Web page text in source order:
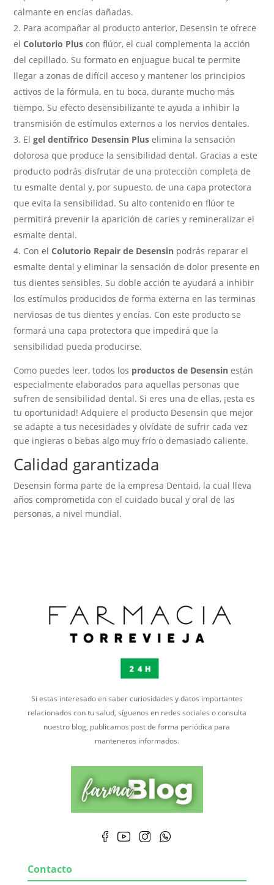
calmante en encías dañadas.
Para acompañar al producto anterior, Desensin te ofrece
elColutorio Plus con flúor, el cual complementa la acción
del cepillado. Su formato en enjuague bucal te permite
llegar a zonas de difícil acceso y mantener los principios
activos de la fórmula, en tu boca, durante mucho más
tiempo. Su efecto desensibilizante te ayuda a inhibir la
transmisión de estímulos externos a los nervios dentales.
Elgel dentífrico Desensin Plus elimina la sensación
dolorosa que produce la sensibilidad dental. Gracias a este
producto podrás disfrutar de una protección completa de
tu esmalte dental y, por supuesto, de una capa protectora
que evita la sensibilidad. Su alto contenido en flúor te
permitirá prevenir la aparición de caries y remineralizar el
esmalte dental.
Con elColutorio Repair de Desensin podrás reparar el
esmalte dental y eliminar la sensación de dolor presente en
tus dientes sensibles. Su doble acción te ayudará a inhibir
los estímulos producidos de forma externa en las terminas
nerviosas de tus dientes y encías. Con este producto se
formará una capa protectora que impedirá que la
sensibilidad pueda producirse.
Como puedes leer, todos los productos de Desensin están
especialmente elaborados para aquellas personas que
sufren de sensibilidad dental. Si eres una de ellas, ¡esta es
tu oportunidad! Adquiere el producto Desensin que mejor
se adapte a tus necesidades y olvídate de sufrir cada vez
que ingieras o bebas algo muy frío o demasiado caliente.
Calidad garantizada
Desensin forma parte de la empresa Dentaid, la cual lleva
años comprometida con el cuidado bucal y oral de las
personas, a nivel mundial.
Si estas interesado en saber curiosidades y datos importantes
relacionados con tu salud, síguenos en redes sociales o consulta
nuestro blog, publicamos post de forma periódica para
manteneros informados.
Contacto